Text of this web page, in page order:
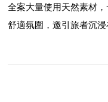
全案大量使用天然素材
舒適氛圍，邀引旅者沉浸